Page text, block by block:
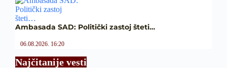
Ambasada SAD: Politički zastoj šteti…
06.08.2026. 16:20
Najčitanije vesti